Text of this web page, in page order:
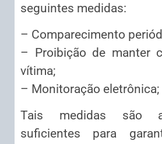
seguintes medidas:
– Comparecimento
– Proibição de manter
vítima;
– Monitoração eletrônica;
Tais medidas são
suficientes para